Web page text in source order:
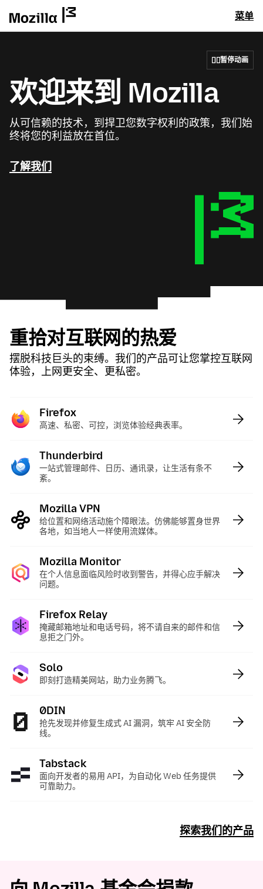
菜单
暂停动画
欢迎来到 Mozilla
从可信赖的技术，到捍卫您数字权利的政策，我们始
终将您的利益放在首位。
了解我们
重拾对互联网的热爱
摆脱科技巨头的束缚。我们的产品可让您掌控互联网
体验，上网更安全、更私密。
Firefox
高速、私密、可控，浏览体验经典表率。
Thunderbird
一站式管理邮件、日历、通讯录，让生活有条不
紊。
Mozilla VPN
给位置和网络活动施个障眼法。仿佛能够置身世界
各地，如当地人一样使用流媒体。
Mozilla Monitor
在个人信息面临风险时收到警告，并得心应手解决
问题。
Firefox Relay
掩藏邮箱地址和电话号码，将不请自来的邮件和信
息拒之门外。
Solo
即刻打造精美网站，助力业务腾飞。
0DIN
抢先发现并修复生成式 AI 漏洞，筑牢 AI 安全防
线。
Tabstack:
面向开发者的易用 API，为自动化 Web 任务提供
可靠助力。
探索我们的产品